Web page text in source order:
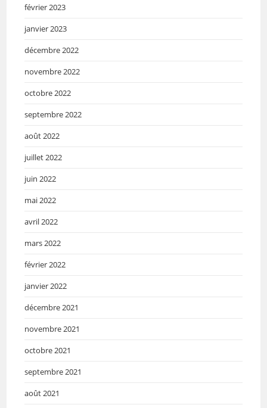
février 2023
janvier 2023
décembre 2022
novembre 2022
octobre 2022
septembre 2022
août 2022
juillet 2022
juin 2022
mai 2022
avril 2022
mars 2022
février 2022
janvier 2022
décembre 2021
novembre 2021
octobre 2021
septembre 2021
août 2021